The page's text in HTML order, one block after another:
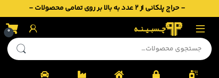
- حراج پلکانی از 2 عدد به بالا بر روی تمامی محصولات -
Skip to navigation
Skip to content
0
جستجو برای: